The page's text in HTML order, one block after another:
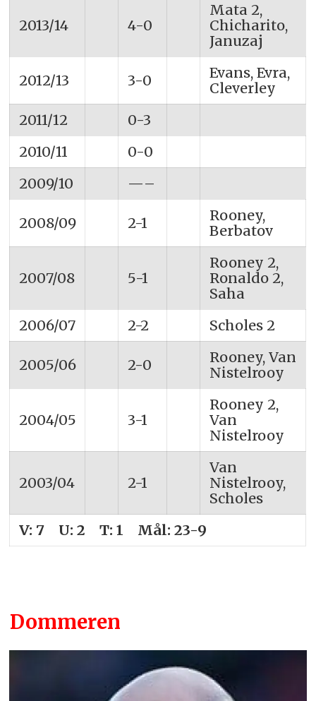
2013/14 4-0
Mata 2,
Chicharito,
Januzaj
2012/13 3-0
Evans, Evra,
Cleverley
2011/12
0-3
2010/11
0-0
2009/10
—–
2008/09 2-1
Rooney,
Berbatov
2007/08 5-1
Rooney 2,
Ronaldo 2,
Saha
2006/07
2-2 Scholes 2
2005/06 2-0
Rooney, Van
Nistelrooy
2004/05 3-1
Rooney 2,
Van
Nistelrooy
2003/04 2-1
Van
Nistelrooy,
Scholes
V: 7 U: 2 T: 1 Mål: 23-9
Dommeren